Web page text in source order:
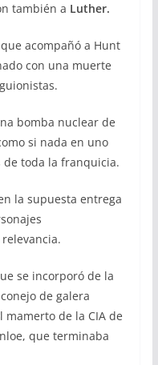
también a Luther.
acompañó a Hunt
con una muerte
bomba nuclear de
si nada en uno
toda la franquicia.
la supuesta entrega
se incorporó de la
de galera
de la CIA de
que terminaba